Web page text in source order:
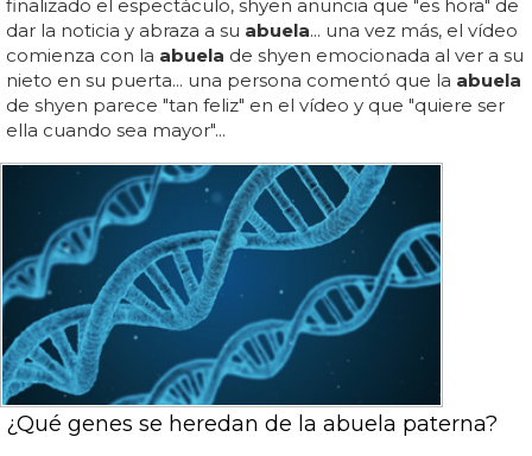
finalizado el espectáculo, shyen anuncia que "es hora" de
dar la noticia y abraza a su abuela... una vez más, el vídeo
comienza con la abuela de shyen emocionada al ver a su
nieto en su puerta... una persona comentó que la abuela
de shyen parece "tan feliz" en el vídeo y que "quiere ser
ella cuando sea mayor"...
¿Qué genes se heredan de la abuela paterna?